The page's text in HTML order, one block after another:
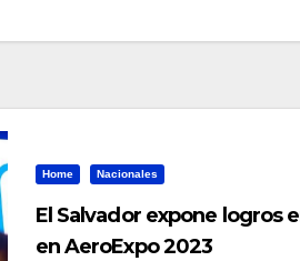
Home Nacionales
El Salvador expone logros
en AeroExpo 2023